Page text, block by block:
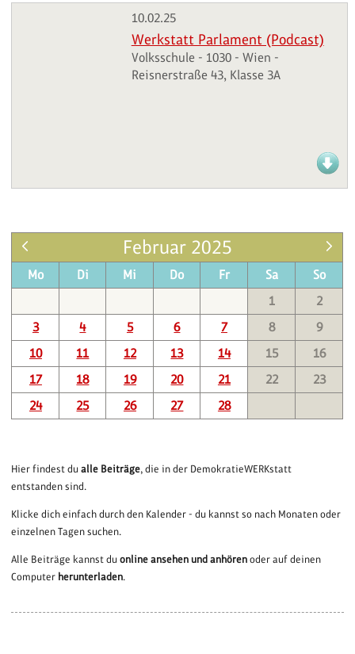
10.02.25
Werkstatt Parlament (Podcast)
Volksschule - 1030 - Wien -
Reisnerstraße 43, Klasse 3A
Februar 2025
Mo Di Mi Do Fr Sa
So
1
2
3
4 5 6 7 8
9
10
11 12 13 14 15
16
17
18 19 20 21 22
23
24
25 26 27 28
Hier findest dualle Beiträge, die in der DemokratieWERKstatt
entstanden sind.
Klicke dich einfach durch den Kalender - du kannst so nach Monaten oder
einzelnen Tagen suchen.
Alle Beiträge kannst duonline ansehen und anhören oder auf deinen
Computer herunterladen.